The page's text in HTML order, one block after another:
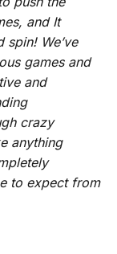
‌and‌ ‌‌It‌
‌spin! We’ve‌
‌games‌ ‌and‌
‌and‌
crazy
‌anything‌
to‌ ‌expect‌ ‌from‌